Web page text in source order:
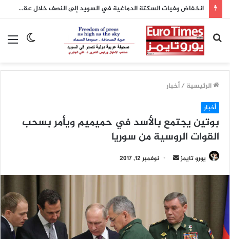
انخفاض وفيات السكتة الدماغية في السويد إلى النصف خلال عقدين بفضل تطور العلاج
الوضع
بحث
عن
الرئيسية /أخبار
أخبار
بوتين يجتمع بالأسد في حميميم ويأمر بسحب
القوات الروسية من سوريا
يورو تايمز
ل
ب
ر
ي
نوفمبر 12, 2017